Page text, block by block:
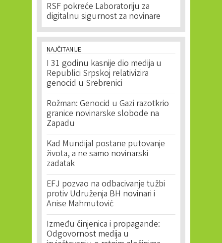
RSF pokreće Laboratoriju za
digitalnu sigurnost za novinare
NAJČITANIJE
I 31 godinu kasnije dio medija u
Republici Srpskoj relativizira
genocid u Srebrenici
Rožman: Genocid u Gazi razotkrio
granice novinarske slobode na
Zapadu
Kad Mundijal postane putovanje
života, a ne samo novinarski
zadatak
EFJ pozvao na odbacivanje tužbi
protiv Udruženja BH novinari i
Anise Mahmutović
Između činjenica i propagande:
Odgovornost medija u